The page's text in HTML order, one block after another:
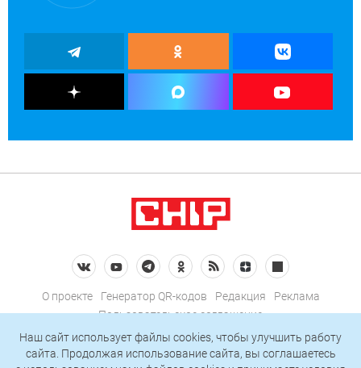
О проекте Генератор QR-кодов Редакция
Реклама
Пользовательское соглашение
Политика конфиденциальности
Подписаться на рассылку
Наш сайт использует файлы cookies, чтобы улучшить работу
сайта. Продолжая использование сайта, вы соглашаетесь